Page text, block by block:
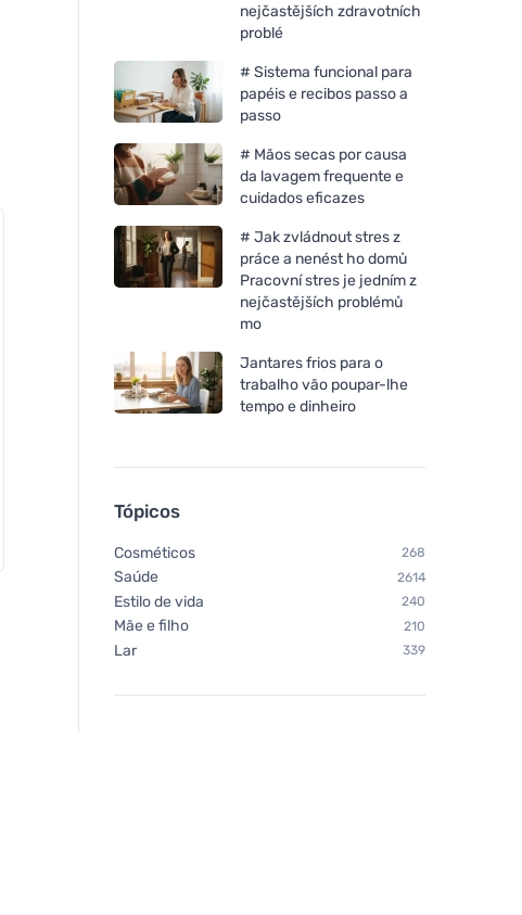
Bombus Raw energy
Chimpanzee Barra
nejčastějších zdravotních
problé
# Sistema funcional para
papéis e recibos passo a
passo
# Mãos secas por causa
da lavagem frequente e
cuidados eficazes
# Jak zvládnout stres z
práce a nenést ho domů
Pracovní stres je jedním z
nejčastějších problémů
mo
Jantares frios para o
trabalho vão poupar-lhe
tempo e dinheiro
Tópicos
Cosméticos 268
Saúde 2614
Estilo de vida 240
Mãe e filho 210
Lar 339